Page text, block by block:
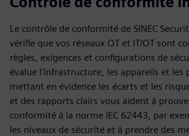
Le contrôle de conformité de SINEC
vérifie que vos réseaux OT et IT/OT sont
règles, exigences et configurations de
évalue l'infrastructure, les appareils et les
mettant en évidence les écarts et les
et des rapports clairs vous aident à
conformité à la norme IEC 62443, par
les niveaux de sécurité et à prendre des